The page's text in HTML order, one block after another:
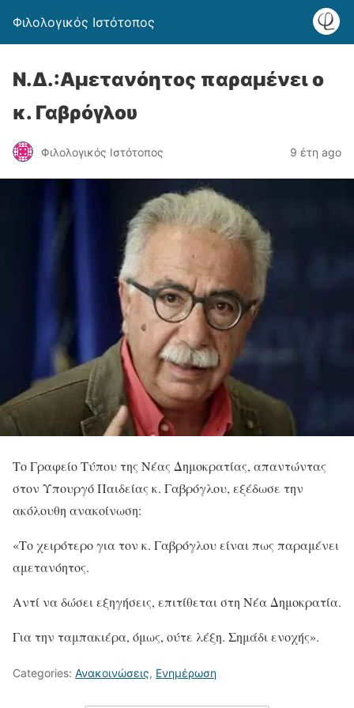
Φιλολογικός Ιστότοπος
Ν.Δ.:Αμετανόητος παραμένει ο
κ. Γαβρόγλου
Φιλολογικός Ιστότοπος 9 έτη ago
Το Γραφείο Τύπου της Νέας Δημοκρατίας, απαντώντας
στον Υπουργό Παιδείας κ. Γαβρόγλου, εξέδωσε την
ακόλουθη ανακοίνωση:
«Το χειρότερο για τον κ. Γαβρόγλου είναι πως παραμένει
αμετανόητος.
Αντί να δώσει εξηγήσεις, επιτίθεται στη Νέα Δημοκρατία.
Για την ταμπακιέρα, όμως, ούτε λέξη. Σημάδι ενοχής».
Categories: Ανακοινώσεις, Ενημέρωση